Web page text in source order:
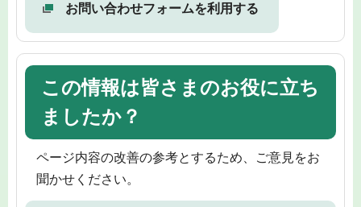
お問い合わせフォームを利用する
この情報は皆さまのお役に立ち
ましたか？
ページ内容の改善の参考とするため、ご意見をお
聞かせください。